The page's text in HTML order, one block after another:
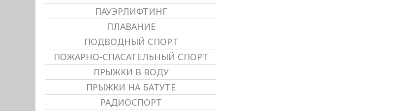
ПАУЭРЛИФТИНГ
ПЛАВАНИЕ
ПОДВОДНЫЙ СПОРТ
ПОЖАРНО-СПАСАТЕЛЬНЫЙ СПОРТ
ПРЫЖКИ В ВОДУ
ПРЫЖКИ НА БАТУТЕ
РАДИОСПОРТ